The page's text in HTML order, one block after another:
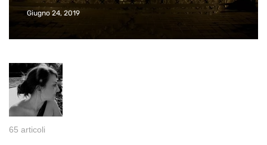
Giugno 24, 2019
65 articoli